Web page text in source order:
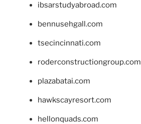
ibsarstudyabroad.com
bennusehgall.com
tsecincinnati.com
roderconstructiongroup.com
plazabatai.com
hawkscayresort.com
hellonquads.com